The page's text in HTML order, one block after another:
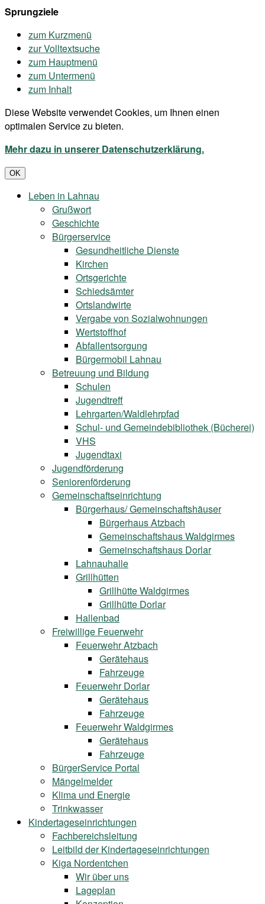
Sprungziele
zum Kurzmenü
zur Volltextsuche
zum Hauptmenü
zum Untermenü
zum Inhalt
Diese Website verwendet Cookies, um Ihnen einen
optimalen Service zu bieten.
Mehr dazu in unserer Datenschutzerklärung.
OK
Leben in Lahnau
Grußwort
Geschichte
Bürgerservice
Gesundheitliche Dienste
Kirchen
Ortsgerichte
Schiedsämter
Ortslandwirte
Vergabe von Sozialwohnungen
Wertstoffhof
Abfallentsorgung
Bürgermobil Lahnau
Betreuung und Bildung
Schulen
Jugendtreff
Lehrgarten/Waldlehrpfad
Schul- und Gemeindebibliothek (Bücherei)
VHS
Jugendtaxi
Jugendförderung
Seniorenförderung
Gemeinschaftseinrichtung
Bürgerhaus/ Gemeinschaftshäuser
Bürgerhaus Atzbach
Gemeinschaftshaus Waldgirmes
Gemeinschaftshaus Dorlar
Lahnauhalle
Grillhütten
Grillhütte Waldgirmes
Grillhütte Dorlar
Hallenbad
Freiwillige Feuerwehr
Feuerwehr Atzbach
Gerätehaus
Fahrzeuge
Feuerwehr Dorlar
Gerätehaus
Fahrzeuge
Feuerwehr Waldgirmes
Gerätehaus
Fahrzeuge
BürgerService Portal
Mängelmelder
Klima und Energie
Trinkwasser
Kindertageseinrichtungen
Fachbereichsleitung
Leitbild der Kindertageseinrichtungen
Kiga Nordentchen
Wir über uns
Lageplan